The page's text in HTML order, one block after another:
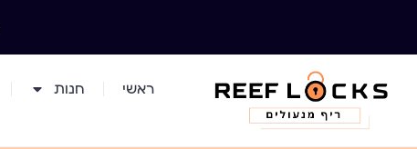
ראשי חנות